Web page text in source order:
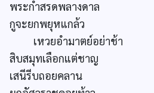
พระกำสรดพลางดาล
กูจะยกพยุหแกล้ว
เหวยอำมาตย์อย่าช้า
สิบสมุทเลือกแต่ชาญ
เสนีรีบถอยคลาน